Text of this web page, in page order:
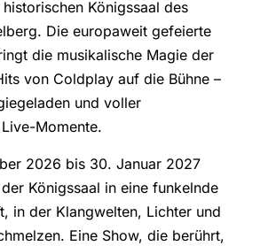
Königssaal des
Die europaweit gefeierte
die musikalische Magie der
von Coldplay auf die Bühne –
und voller
Momente.
2026 bis 30. Januar 2027
Königssaal in eine funkelnde
in der Klangwelten, Lichter und
Eine Show, die berührt,